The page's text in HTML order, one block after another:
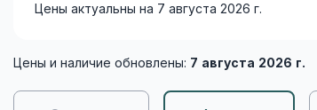
Цены актуальны на 7 августа 2026 г.
Цены и наличие обновлены: 7 августа 2026 г.